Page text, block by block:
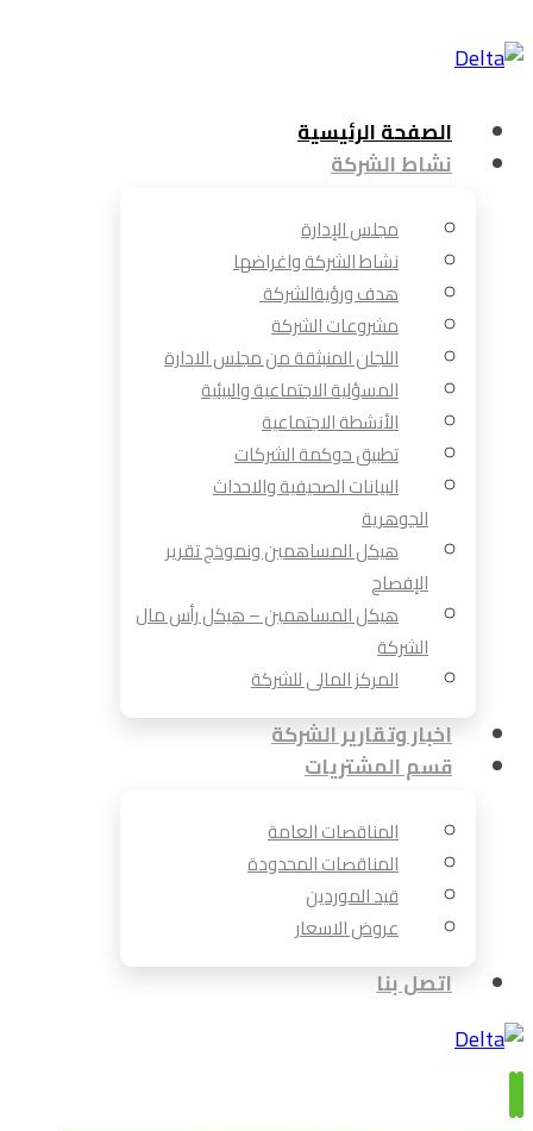
الصفحة الرئيسية
نشاط الشركة
مجلس الإدارة
نشاط الشركة واغراضها
هدف ورؤيةالشركة
مشروعات الشركة
اللجان المنبثقة من مجلس الادارة
المسؤلية الاجتماعية والبيئية
الأنشطة الاجتماعية
تطبيق حوكمة الشركات
البيانات الصحيفية والاحداث
الجوهرية
هيكل المساهمين ونموذج تقرير
الإفصاح
هيكل المساهمين – هيكل رأس مال
الشركة
المركز المالى للشركة
اخبار وتقارير الشركة
قسم المشتريات
المناقصات العامة
المناقصات المحدودة
قيد الموردين
عروض الاسعار
اتصل بنا